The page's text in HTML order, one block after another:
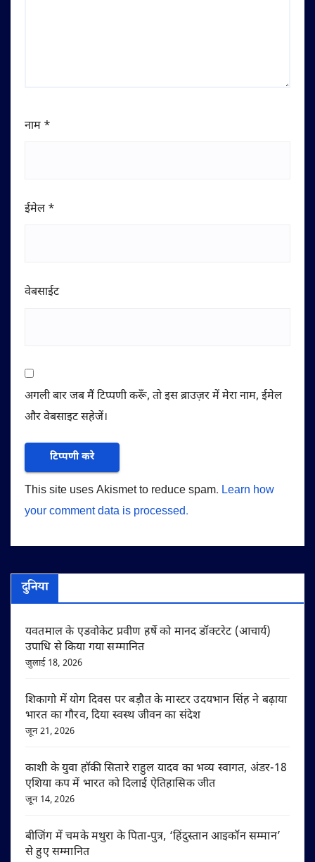
नाम *
ईमेल *
वेबसाईट
अगली बार जब मैं टिप्पणी करूँ, तो इस ब्राउज़र में मेरा नाम, ईमेल
और वेबसाइट सहेजें।
This site uses Akismet to reduce spam. Learn how
your comment data is processed.
दुनिया
यवतमाल के एडवोकेट प्रवीण हर्षे को मानद डॉक्टरेट (आचार्य)
उपाधि से किया गया सम्मानित
जुलाई 18, 2026
शिकागो में योग दिवस पर बड़ौत के मास्टर उदयभान सिंह ने बढ़ाया
भारत का गौरव, दिया स्वस्थ जीवन का संदेश
जून 21, 2026
काशी के युवा हॉकी सितारे राहुल यादव का भव्य स्वागत, अंडर-18
एशिया कप में भारत को दिलाई ऐतिहासिक जीत
जून 14, 2026
बीजिंग में चमके मथुरा के पिता-पुत्र, ‘हिंदुस्तान आइकॉन सम्मान’
से हुए सम्मानित